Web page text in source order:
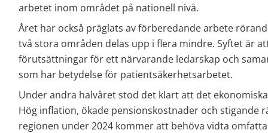
arbetet inom området på nationell nivå.
Året har också präglats av förberedande arbete
två stora områden delas upp i flera mindre. Syftet är
förutsättningar för ett närvarande ledarskap och
som har betydelse för patientsäkerhetsarbetet.
Under andra halvåret stod det klart att det
Hög inflation, ökade pensionskostnader och stigande
regionen under 2024 kommer att behöva vidta